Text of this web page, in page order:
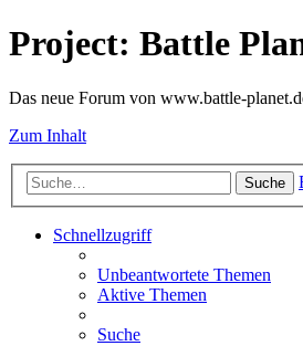
Project: Battle
Das neue Forum von www.battle-
Zum Inhalt
Suche
Schnellzugriff
Unbeantwortete Themen
Aktive Themen
Suche